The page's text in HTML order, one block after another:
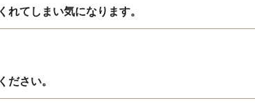
れてしまい気になります。
ださい。